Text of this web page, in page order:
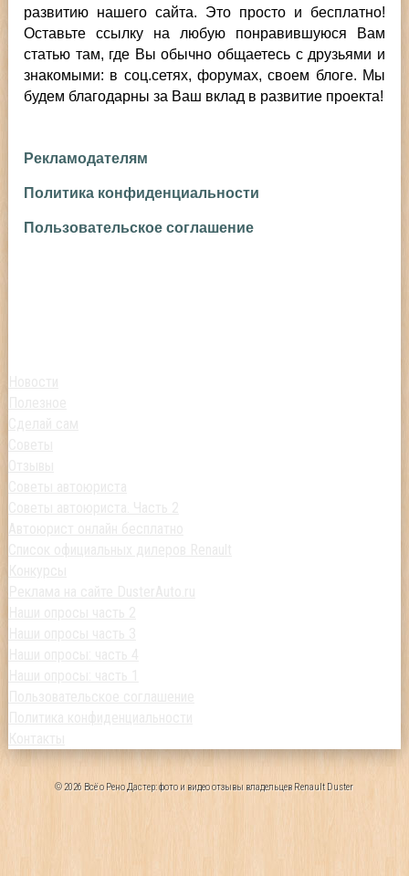
развитию нашего сайта. Это просто и бесплатно!
Оставьте ссылку на любую понравившуюся Вам
статью там, где Вы обычно общаетесь с друзьями и
знакомыми: в соц.сетях, форумах, своем блоге. Мы
будем благодарны за Ваш вклад в развитие проекта!
Рекламодателям
Политика конфиденциальности
Пользовательское соглашение
© 2026 Всё о Рено Дастер: фото и видео отзывы владельцев Renault Duster